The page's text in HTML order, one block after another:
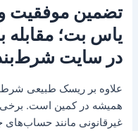
تضمین موفقیت
یاس بت؛ مقابله
در سایت
علاوه بر ریسک طبیعی
همیشه در کمین است. برخی
غیرقانونی مانند حساب‌های